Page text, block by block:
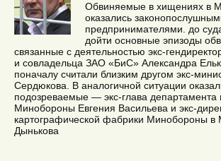
Обвиняемые в хищениях в
оказались
предпринимателями. до
дойти основные эпизоды
связанные с деятельностью экс-
и совладельца ЗАО «БиС» Александра
поначалу считали близким другом экс-
Сердюкова. В аналогичной ситуации
подозреваемые — экс-глава департамента
Минобороны Евгения Васильева и экс-
картографической фабрики Минобороны в
Дынькова